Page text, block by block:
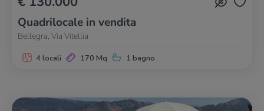
Quadrilocale in vendita
Bellegra, Via Vitellia
4 locali 170 Mq 1 bagno